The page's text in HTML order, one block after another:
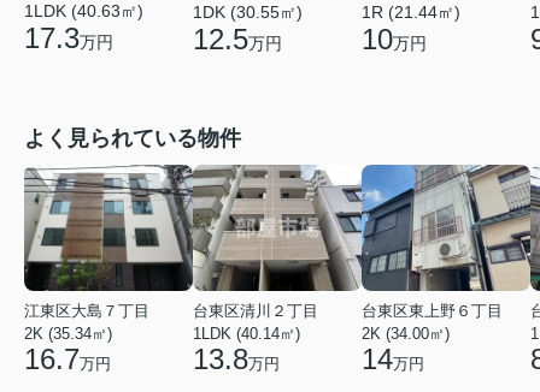
1LDK (40.63㎡)
17.3万円
1DK (30.55㎡)
12.5万円
1R (21.44㎡)
10万円
よく見られている物件
江東区大島７丁目
2K (35.34㎡)
16.7万円
台東区清川２丁目
1LDK (40.14㎡)
13.8万円
台東区東上野６丁目
2K (34.00㎡)
14万円